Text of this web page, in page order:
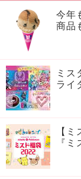
今年
商品
ミス
ライ
【
『